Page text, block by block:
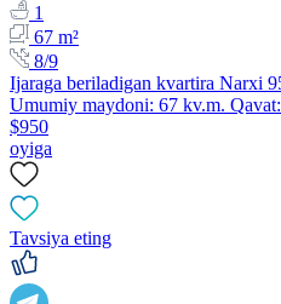
1
67 m²
8/9
Ijaraga beriladigan kvartira Narxi
Umumiy maydoni: 67 kv.m.
$950
oyiga
Tavsiya eting